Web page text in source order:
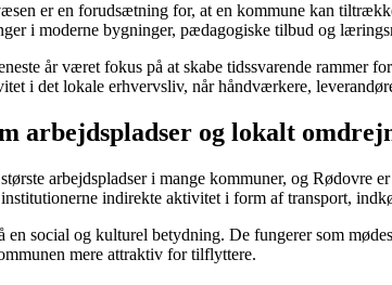
er en forudsætning for, at en kommune kan
i moderne bygninger, pædagogiske tilbud og
år været fokus på at skabe tidssvarende
i det lokale erhvervsliv, når håndværkere,
arbejdspladser og lokalt
arbejdspladser i mange kommuner, og
indirekte aktivitet i form af transport,
en social og kulturel betydning. De fungerer som
mere attraktiv for tilflyttere.